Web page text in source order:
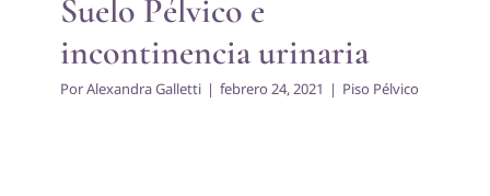
Suelo Pélvico e
incontinencia urinaria
PorAlexandra Galletti | febrero 24, 2021 | Piso Pélvico